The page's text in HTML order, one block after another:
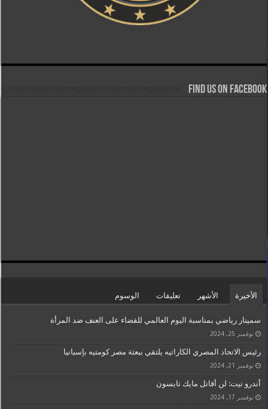
Find us on Facebook
الأخيرة الأشهر تعليقات الوسوم
سمينار رياضي بمناسبة اليوم العالمي للقضاء على العنف ضد المرأة
نوفمبر 25, 2024
رئيس الاتحاد المصري الكاراتيه يلتقي ببعثة مصر كومتيه بإسبانيا
نوفمبر 21, 2024
أندرو تيت: لن أقاتل مايك تايسون
نوفمبر 17, 2024